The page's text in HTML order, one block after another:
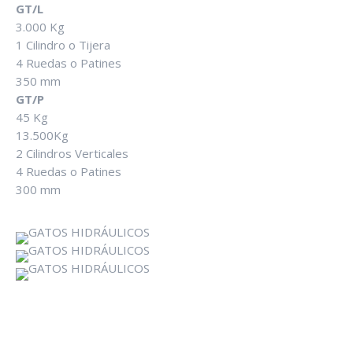
GT/L
3.000 Kg
1 Cilindro o Tijera
4 Ruedas o Patines
350 mm
GT/P
45 Kg
13.500Kg
2 Cilindros Verticales
4 Ruedas o Patines
300 mm